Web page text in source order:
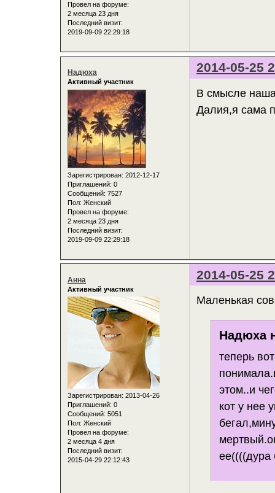
Провел на форуме:
2 месяца 23 дня
Последний визит:
2019-09-09 22:29:18
2014-05-25
Надюха
Активный участник
Зарегистрирован: 2012-12-17
Приглашений: 0
Сообщений: 7527
Пол: Женский
Провел на форуме:
2 месяца 23 дня
Последний визит:
2019-09-09 22:29:18
В смысле наша
Далия,я сама
2014-05-25
Анна
Активный участник
Зарегистрирован: 2013-04-26
Приглашений: 0
Сообщений: 5051
Пол: Женский
Провел на форуме:
2 месяца 4 дня
Последний визит:
2015-04-29 22:12:43
Маленькая
Надюха
теперь
этом..и
кот у нее